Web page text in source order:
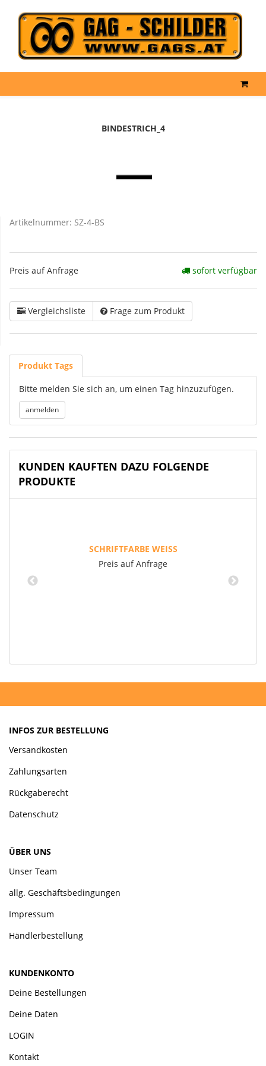
BINDESTRICH_4
Artikelnummer: SZ-4-BS
Preis auf Anfrage sofort verfügbar
Vergleichsliste Frage zum Produkt
Produkt Tags
Bitte melden Sie sich an, um einen Tag hinzuzufügen.
KUNDEN KAUFTEN DAZU FOLGENDE
PRODUKTE
SCHRIFTFARBE WEISS
Preis auf Anfrage
INFOS ZUR BESTELLUNG
Versandkosten
Zahlungsarten
Rückgaberecht
Datenschutz
ÜBER UNS
Unser Team
allg. Geschäftsbedingungen
Impressum
Händlerbestellung
KUNDENKONTO
Deine Bestellungen
Deine Daten
LOGIN
Kontakt